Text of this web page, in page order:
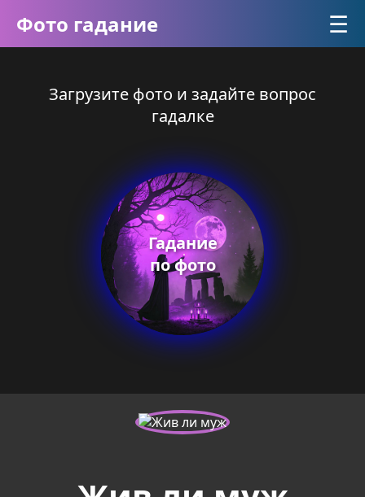
Фото гадание ☰
Загрузите фото и задайте вопрос
гадалке
Гадание
по фото